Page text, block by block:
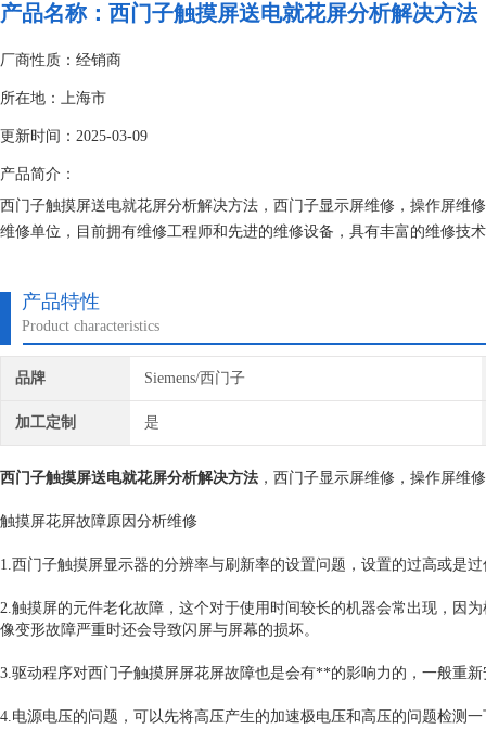
产品名称： 西门子触摸屏送电就花屏分析解决方法
厂商性质：经销商
所在地：上海市
更新时间：2025-03-09
产品简介：
西门子触摸屏送电就花屏分析解决方法，西门子显示屏维修，操作屏维
维修单位，目前拥有维修工程师和先进的维修设备，具有丰富的维修技
产品特性
Product characteristics
品牌 Siemens/西门子
加工定制 是
西门子触摸屏送电就花屏分析解决方法 ，西门子显示屏维修，操作屏维
触摸屏花屏故障原因分析维修
1.西门子触摸屏显示器的分辨率与刷新率的设置问题，设置的过高或是
2.触摸屏的元件老化故障，这个对于使用时间较长的机器会常出现，因
像变形故障严重时还会导致闪屏与屏幕的损坏。
3.驱动程序对西门子触摸屏屏花屏故障也是会有**的影响力的，一般重
4.电源电压的问题，可以先将高压产生的加速极电压和高压的问题检测